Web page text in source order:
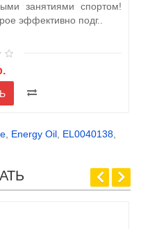
занятиями спортом!
эффективно подг..
, Energy Oil, EL0040138,